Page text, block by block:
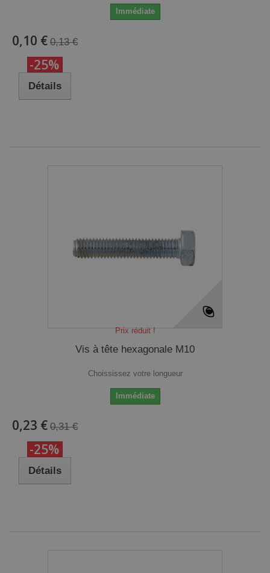
Immédiate
0,10 € 0,13 €
-25%
Détails
Prix réduit !
Vis à tête hexagonale M10
Choississez votre longueur
Immédiate
0,23 € 0,31 €
-25%
Détails